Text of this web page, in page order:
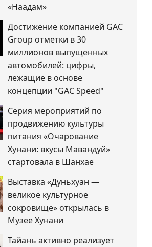
«Наадам»
Достижение компанией GAC
Group отметки в 30
миллионов выпущенных
автомобилей: цифры,
лежащие в основе
концепции "GAC Speed"
Серия мероприятий по
продвижению культуры
питания «Очарование
Хунани: вкусы Мавандуй»
стартовала в Шанхае
Выставка «Дуньхуан —
великое культурное
сокровище» открылась в
Музее Хунани
Тайань активно реализует